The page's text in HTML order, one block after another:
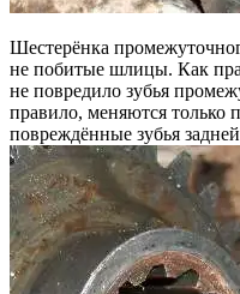
Шестерёнка
не побитые шлицы. Как
не повредило зубья
правило, меняются
повреждённые зубья